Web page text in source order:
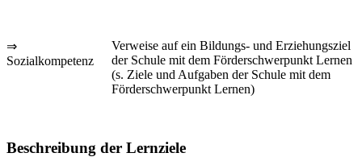
⇒
Sozialkompetenz
Verweise auf ein Bildungs- und Erziehungsziel
der Schule mit dem Förderschwerpunkt Lernen
(s. Ziele und Aufgaben der Schule mit dem
Förderschwerpunkt Lernen)
Beschreibung der Lernziele